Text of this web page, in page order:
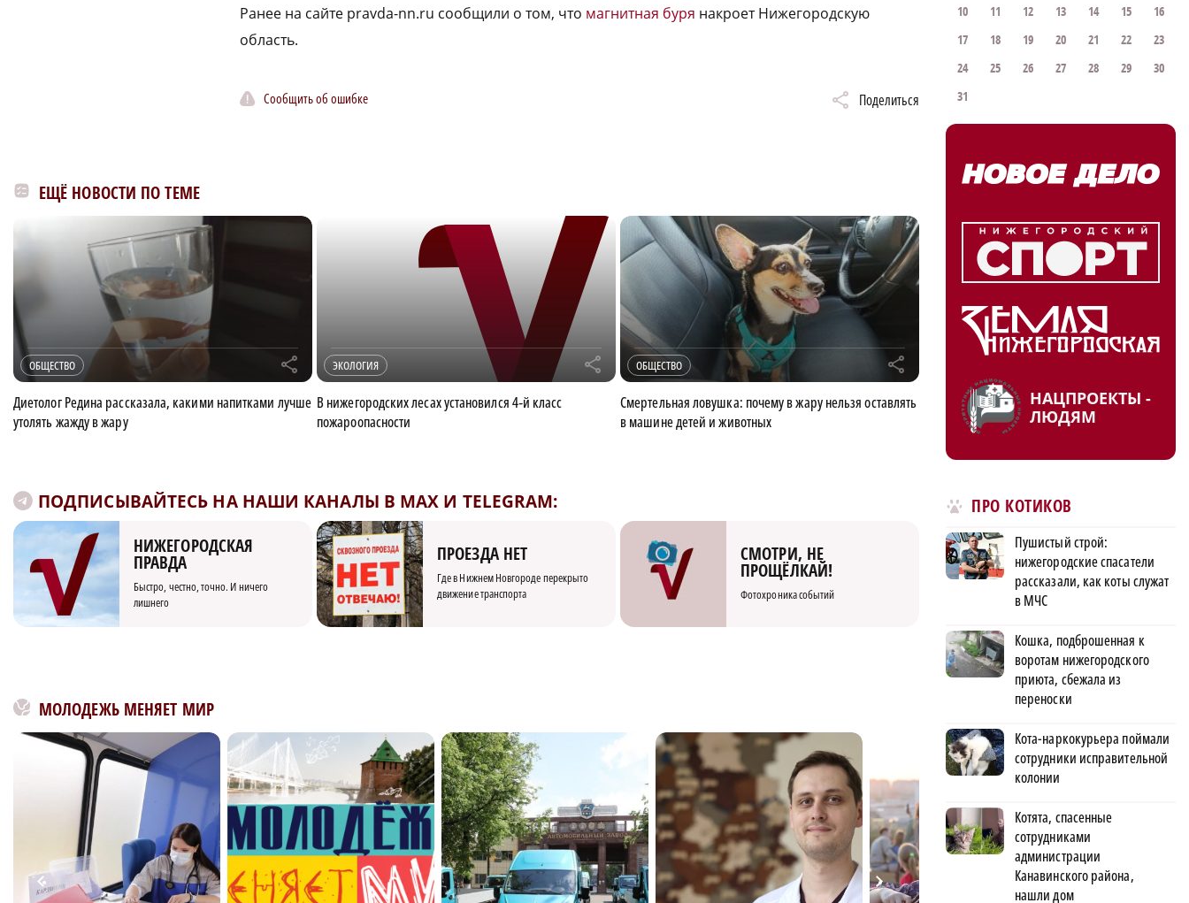
Ранее на сайте pravda-nn.ru сообщили о том, что магнитная буря накроет Нижегородскую
область.
Сообщить об ошибке Поделиться
ЕЩЁ НОВОСТИ ПО ТЕМЕ
ОБЩЕСТВО r
Диетолог Редина рассказала, какими напитками лучше
утолять жажду в жару
ЭКОЛОГИЯ r
В нижегородских лесах установился 4‑й класс
пожароопасности
ОБЩЕСТВО r
Смертельная ловушка: почему в жару нельзя оставлять
в машине детей и животных
ПОДПИСЫВАЙТЕСЬ НА НАШИ КАНАЛЫ В MAX И TELEGRAM:
НИЖЕГОРОДСКАЯ
ПРАВДА
Быстро, честно, точно. И ничего
лишнего
ПРОЕЗДА НЕТ
Где в Нижнем Новгороде перекрыто
движение транспорта
СМОТРИ, НЕ
ПРОЩЁЛКАЙ!
Фотохроника событий
МОЛОДЕЖЬ МЕНЯЕТ МИР
10
11 12 13 14 15
16
17
18 19 20 21 22
23
24
25 26 27 28 29
30
31
НАЦПРОЕКТЫ -
ЛЮДЯМ
ПРО КОТИКОВ
Пушистый строй:
нижегородские спасатели
рассказали, как коты служат
в МЧС
Кошка, подброшенная к
воротам нижегородского
приюта, сбежала из
переноски
Кота-наркокурьера поймали
сотрудники исправительной
колонии
Котята, спасенные
сотрудниками
администрации
Канавинского района,
нашли дом